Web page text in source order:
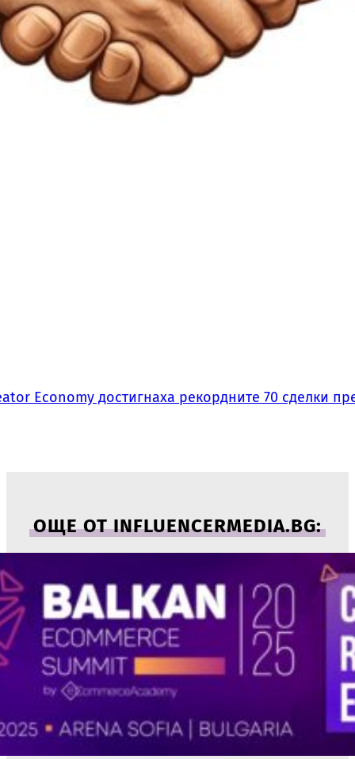
Economy достигнаха рекордните 70 сделки
ОЩЕ ОТ INFLUENCERMEDIA.BG: